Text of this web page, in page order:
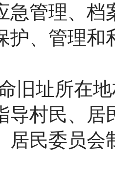
急管理、档
护、管理和
旧址所在
导村民、居
居民委员会